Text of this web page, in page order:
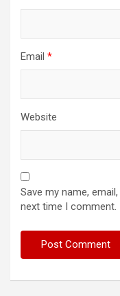
Email *
Website
Save my name,
next time I comment.